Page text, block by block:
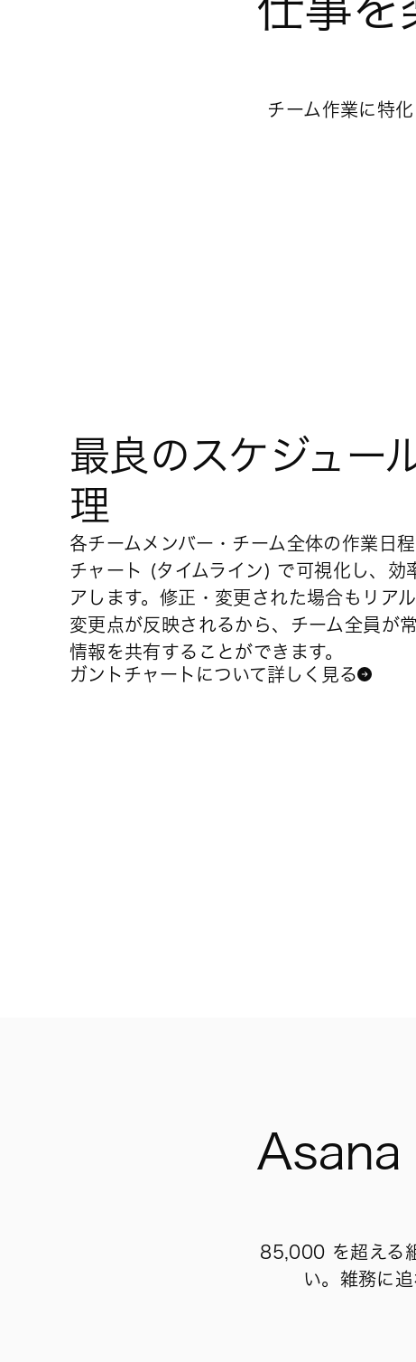
チーム作業に特
最良のスケジュー
理
各チームメンバー・チーム全体の作業日
チャート (タイムライン) で可視化し、効
アします。修正・変更された場合もリア
変更点が反映されるから、チーム全員が
情報を共有することができます。
ガントチャートについて詳しく見る
Asana
85,000 を超える
い。雑務に